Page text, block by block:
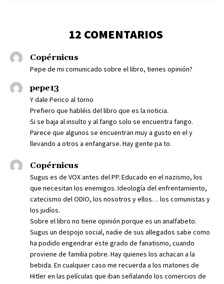
12 COMENTARIOS
Copérnicus
Pepe de mi comunicado sobre el libro, tienes opinión?
pepe13
Y dale Perico al torno
Prefiero que habléis del libro que es la noticia.
Si se baja al insulto y al fango solo se encuentra fango.
Parece que algunos se encuentran muy a gusto en el y
llevando a otros a enfangarse. Hay gente pa to.
Copérnicus
Sugus es de VOX antes del PP. Educado en el nazismo, los
que necesitan los enemigos. Ideología del enfrentamiento,
catecismo del ODIO, los nosotros y ellos… los comunistas y
los judíos.
Sobre el libro no tiene opinión porque es un analfabeto.
Sugus un despojo social, nadie de sus allegados sabe como
ha podido engendrar este grado de fanatismo, cuando
proviene de familia pobre. Hay quienes los achacan a la
bebida. En cualquier caso me recuerda a los matones de
Hitler en las películas que iban señalando los comercios de